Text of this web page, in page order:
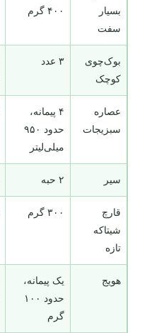
بسیار
سفت
۴۰۰ گرم
بوک‌چوی
کوچک
۳ عدد
عصاره
سبزیجات
۴ پیمانه،
حدود ۹۵۰
میلی‌لیتر
سیر ۲ حبه
قارچ
شیتاکه
تازه
۳۰۰ گرم
هویج
یک پیمانه،
حدود ۱۰۰
گرم